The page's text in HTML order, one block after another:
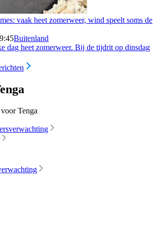
vaak heet zomerweer, wind speelt soms de
Buitenland
dag heet zomerweer. Bij de tijdrit op dinsdag
Tenga